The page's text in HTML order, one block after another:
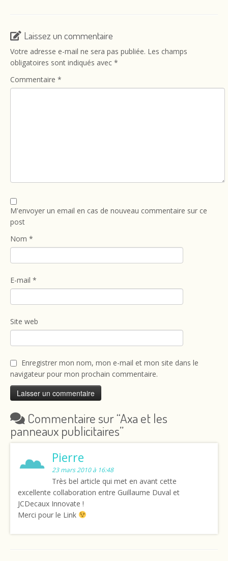
Laissez un commentaire
Votre adresse e-mail ne sera pas publiée. Les champs
obligatoires sont indiqués avec *
Commentaire *
M'envoyer un email en cas de nouveau commentaire sur ce
post
Nom *
E-mail *
Site web
Enregistrer mon nom, mon e-mail et mon site dans le
navigateur pour mon prochain commentaire.
Commentaire sur “Axa et les
panneaux publicitaires”
Pierre
23 mars 2010 à 16:48
Très bel article qui met en avant cette
excellente collaboration entre Guillaume Duval et
JCDecaux Innovate !
Merci pour le Link